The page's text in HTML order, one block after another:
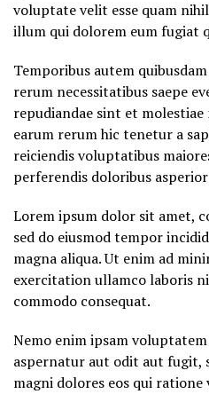
voluptate velit esse quam
illum qui dolorem eum fugiat
Temporibus autem
rerum necessitatibus saepe
repudiandae sint et molestiae
earum rerum hic tenetur a
reiciendis voluptatibus
perferendis doloribus
Lorem ipsum dolor sit amet,
sed do eiusmod tempor
magna aliqua. Ut enim ad
exercitation ullamco laboris
commodo consequat.
Nemo enim ipsam
aspernatur aut odit aut fugit,
magni dolores eos qui